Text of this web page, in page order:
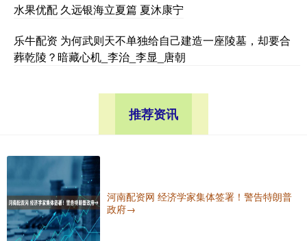
水果优配 久远银海立夏篇 夏沐康宁
乐牛配资 为何武则天不单独给自己建造一座陵墓，却要合
葬乾陵？暗藏心机_李治_李显_唐朝
推荐资讯
河南配资网 经济学家集体签署！警告特朗普
政府→